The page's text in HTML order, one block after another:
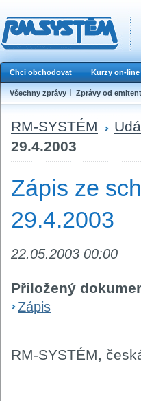
Chci obchodovat Kurzy on-line
Všechny zprávy Zprávy od
RM-SYSTÉM
29.4.2003
Zápis ze
29.4.2003
22.05.2003 00:00
Přiložený
Zápis
RM-SYSTÉM,